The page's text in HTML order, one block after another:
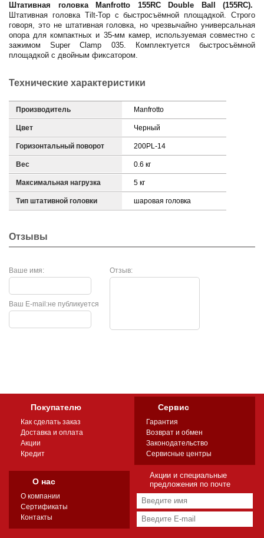
Штативная головка Manfrotto 155RC Double Ball (155RC).
Штативная головка Tilt-Top с быстросъёмной площадкой. Строго
говоря, это не штативная головка, но чрезвычайно универсальная
опора для компактных и 35-мм камер, используемая совместно с
зажимом Super Clamp 035. Комплектуется быстросъёмной
площадкой с двойным фиксатором.
Технические характеристики
Производитель Manfrotto
Цвет Черный
Горизонтальный поворот 200PL-14
Вес 0.6 кг
Максимальная нагрузка 5 кг
Тип штативной головки шаровая головка
Отзывы
Ваше имя: Отзыв:
не публикуется
Ваш E-mail:
Покупателю
Как сделать заказ
Доставка и оплата
Акции
Кредит
Сервис
Гарантия
Возврат и обмен
Законодательство
Сервисные центры
О нас
О компании
Сертификаты
Контакты
Акции и специальные
предложения по почте